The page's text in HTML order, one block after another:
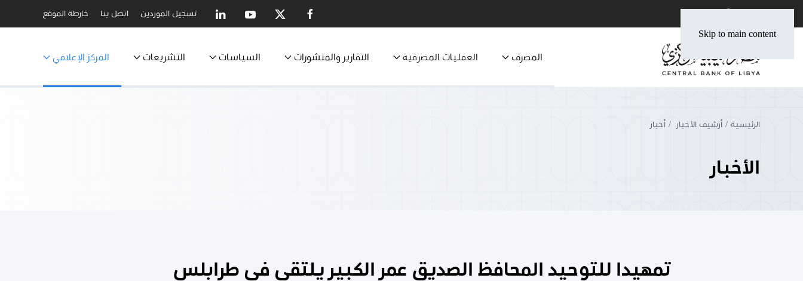
Skip to main content
تسجيل الموردين اتصل بنا خارطة الموقع
المصرف العمليات المصرفية التقارير والمنشورات السياسات التشريعات المركز الإعلامي
الرئيسية أرشيف الأخبار أخبار
الأخبار
تمهيدا للتوحيد المحافظ الصديق عمر الكبير يلتقي في طرابلس